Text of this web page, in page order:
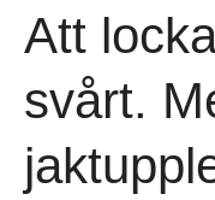
Att
svårt.